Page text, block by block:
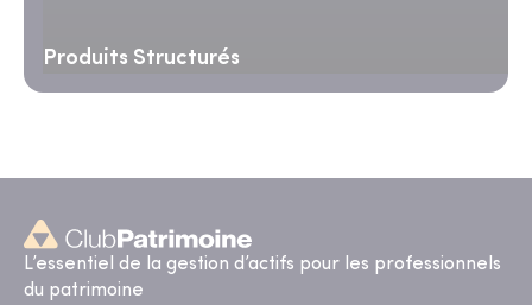
Produits Structurés
L’essentiel de la gestion d’actifs pour les professionnels
du patrimoine